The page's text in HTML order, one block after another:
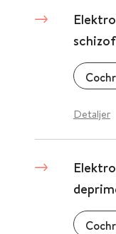
Detaljer